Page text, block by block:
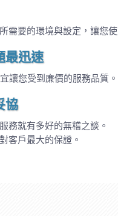
需要的環境與設定，讓您使
最迅速
讓您受到廉價的服務品質。
協
務就有多好的無稽之談。
客戶最大的保證。